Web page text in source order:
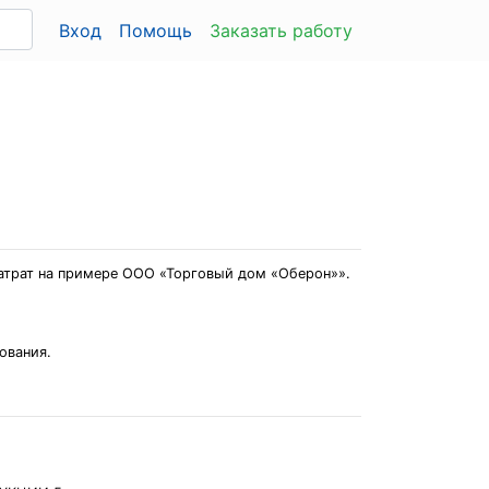
Вход Помощь Заказать работу
на примере ООО «Торговый дом «Оберон»».